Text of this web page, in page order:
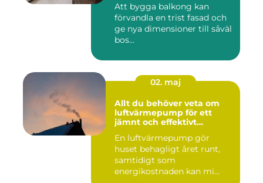
Att bygga balkong kan
förvandla en trist fasad och
ge nya dimensioner till såväl
bos...
02. maj
Allt du behöver veta om
luftvärmepump för ett
jämnt och effektivt
En luftvärmepump gör
huset behagligt året runt,
samtidigt som
energikostnaden kan mi...